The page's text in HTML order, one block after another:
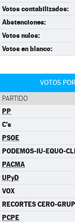
Votos contabilizados:
Abstenciones:
Votos nulos:
Votos en blanco:
VOTOS
PARTIDO
PP
C's
PSOE
PODEMOS-IU-EQUO-
PACMA
UPyD
VOX
RECORTES CERO-
PCPE